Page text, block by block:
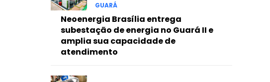
GUARÁ
Neoenergia Brasília entrega
subestação de energia no Guará II e
amplia sua capacidade de
atendimento